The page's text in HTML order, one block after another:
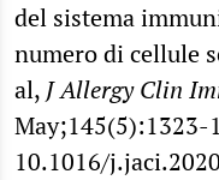
del sistema
numero di cellule
al, J Allergy Clin
May;145(5):1323-
10.1016/